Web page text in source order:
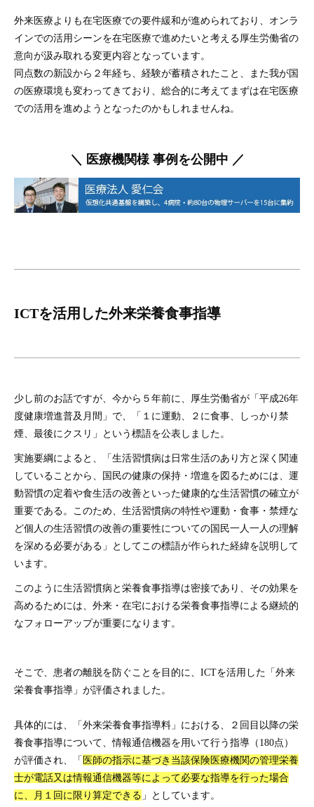
外来医療よりも在宅医療での要件緩和が進められており、オンラ
インでの活用シーンを在宅医療で進めたいと考える厚生労働省の
意向が汲み取れる変更内容となっています。
同点数の新設から２年経ち、経験が蓄積されたこと、また我が国
の医療環境も変わってきており、総合的に考えてまずは在宅医療
での活用を進めようとなったのかもしれませんね。
＼ 医療機関様 事例を公開中 ／
ICTを活用した外来栄養食事指導
少し前のお話ですが、今から５年前に、厚生労働省が「平成26年
度健康増進普及月間」で、「１に運動、２に食事、しっかり禁
煙、最後にクスリ」という標語を公表しました。
実施要綱によると、「生活習慣病は日常生活のあり方と深く関連
していることから、国民の健康の保持・増進を図るためには、運
動習慣の定着や食生活の改善といった健康的な生活習慣の確立が
重要である。このため、生活習慣病の特性や運動・食事・禁煙な
ど個人の生活習慣の改善の重要性についての国民一人一人の理解
を深める必要がある」としてこの標語が作られた経緯を説明して
います。
このように生活習慣病と栄養食事指導は密接であり、その効果を
高めるためには、外来・在宅における栄養食事指導による継続的
なフォローアップが重要になります。
そこで、患者の離脱を防ぐことを目的に、ICTを活用した「外来
栄養食事指導」が評価されました。
具体的には、「外来栄養食事指導料」における、２回目以降の栄
養食事指導について、情報通信機器を用いて行う指導（180点）
が評価され、「 医師の指示に基づき当該保険医療機関の管理栄養
士が電話又は情報通信機器等によって必要な指導を行った場合
に、月１回に限り算定できる 」としています。